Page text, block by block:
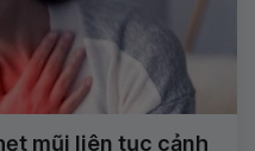
mũi liên tục cảnh